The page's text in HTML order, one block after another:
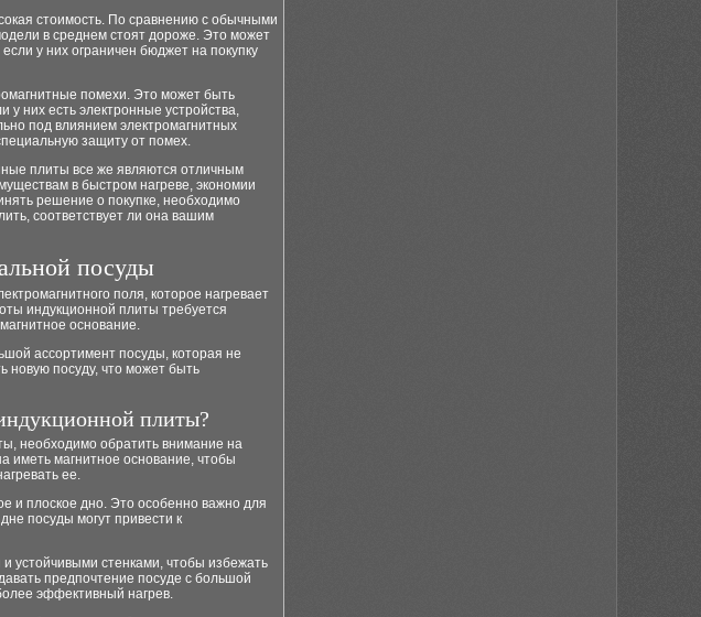
стоимость. По сравнению с обычными
в среднем стоят дороже. Это может
у них ограничен бюджет на покупку
помехи. Это может быть
них есть электронные устройства,
под влиянием электромагнитных
защиту от помех.
плиты все же являются отличным
в быстром нагреве, экономии
решение о покупке, необходимо
соответствует ли она вашим
посуды
поля, которое нагревает
индукционной плиты требуется
основание.
ассортимент посуды, которая не
новую посуду, что может быть
плиты?
необходимо обратить внимание на
иметь магнитное основание, чтобы
ее.
и плоское дно. Это особенно важно для
посуды могут привести к
устойчивыми стенками, чтобы избежать
предпочтение посуде с большой
эффективный нагрев.